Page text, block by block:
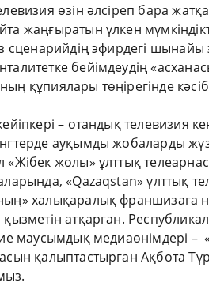
өзін әлсіреп бара
жаңғыратын үлкен
сценарийдің эфирдегі
бейімдеудің
құпиялары төңірегінде
– отандық телевизия
ауқымды жобаларды
жолы» ұлттық
«Qazaqstan» ұлттық
халықаралық франшизаға
қызметін атқарған.
ие маусымдық медиаөнімдері
қалыптастырған Ақбота